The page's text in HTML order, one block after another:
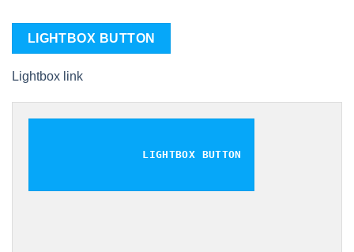
LIGHTBOX BUTTON
Lightbox link
LIGHTBOX BUTTON